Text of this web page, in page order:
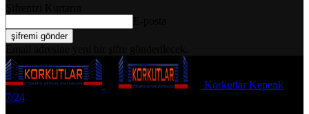
Korkutlar Kepenk
7/24